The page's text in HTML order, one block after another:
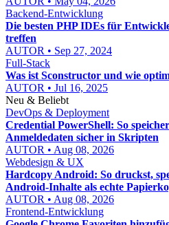
Backend-Entwicklung
Die besten PHP IDEs für
treffen
AUTOR • Sep 27, 2024
Full-Stack
Was ist Sconstructor und wie
AUTOR • Jul 16, 2025
Neu & Beliebt
DevOps & Deployment
Credential PowerShell: So
Anmeldedaten sicher in Skripten
AUTOR • Aug 08, 2026
Webdesign & UX
Hardcopy Android: So druckst,
Android-Inhalte als echte
AUTOR • Aug 08, 2026
Frontend-Entwicklung